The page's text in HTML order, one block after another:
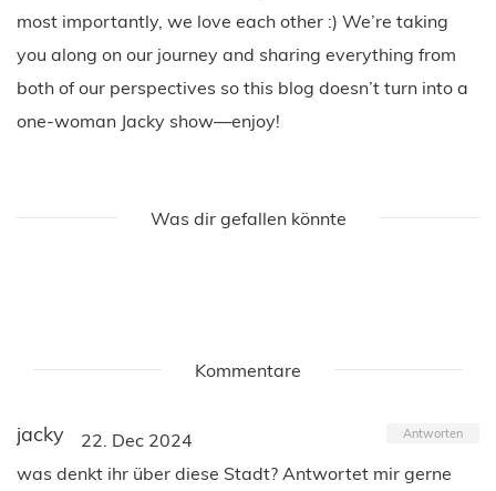
most importantly, we love each other :) We’re taking
you along on our journey and sharing everything from
both of our perspectives so this blog doesn’t turn into a
one-woman Jacky show—enjoy!
Was dir gefallen könnte
Kommentare
jacky 22. Dec 2024 Antworten
was denkt ihr über diese Stadt? Antwortet mir gerne